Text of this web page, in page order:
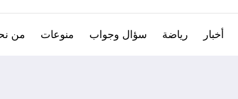
أخبار رياضة سؤال وجواب منوعات من